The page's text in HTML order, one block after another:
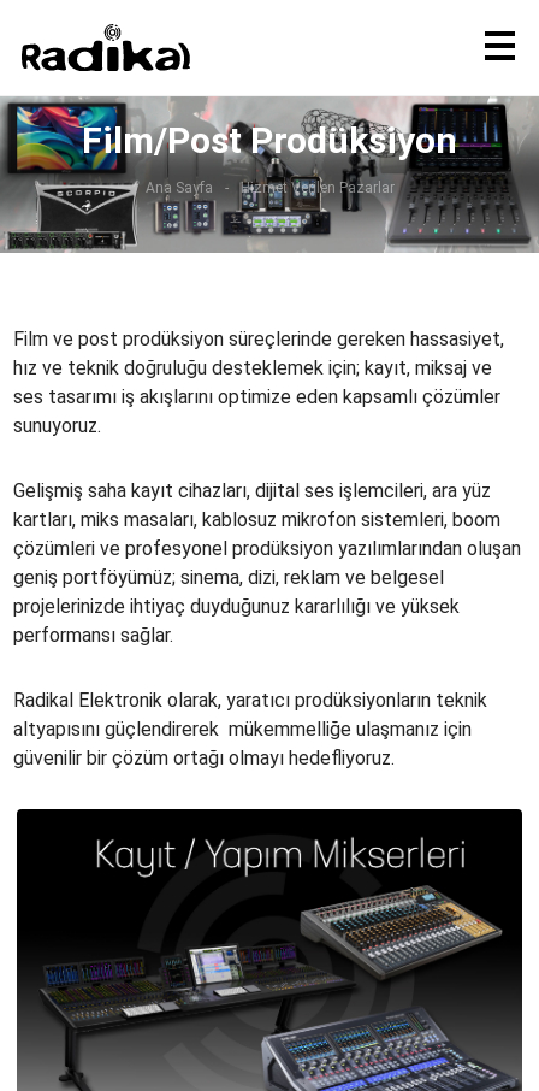
Film/Post Prodüksiyon
Ana Sayfa Hizmet Verilen Pazarlar
Film ve post prodüksiyon süreçlerinde gereken hassasiyet,
hız ve teknik doğruluğu desteklemek için; kayıt, miksaj ve
ses tasarımı iş akışlarını optimize eden kapsamlı çözümler
sunuyoruz.
Gelişmiş saha kayıt cihazları, dijital ses işlemcileri, ara yüz
kartları, miks masaları, kablosuz mikrofon sistemleri, boom
çözümleri ve profesyonel prodüksiyon yazılımlarından oluşan
geniş portföyümüz; sinema, dizi, reklam ve belgesel
projelerinizde ihtiyaç duyduğunuz kararlılığı ve yüksek
performansı sağlar.
Radikal Elektronik olarak, yaratıcı prodüksiyonların teknik
altyapısını güçlendirerek mükemmelliğe ulaşmanız için
güvenilir bir çözüm ortağı olmayı hedefliyoruz.